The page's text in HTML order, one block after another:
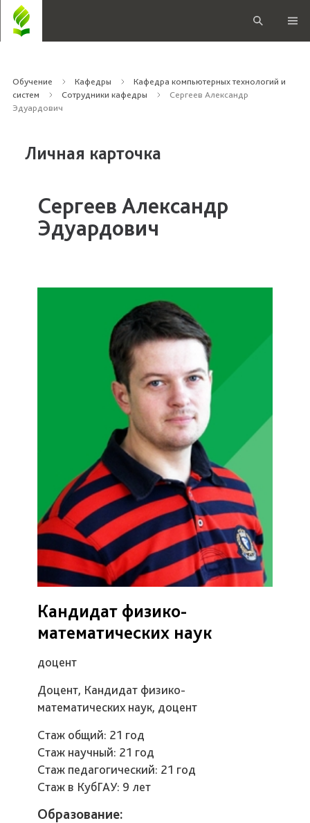
Обучение Кафедры
Кафедра компьютерных технологий и
систем
Сотрудники кафедры
Сергеев Александр
Эдуардович
Личная карточка
Сергеев Александр
Эдуардович
Кандидат физико-
математических наук
доцент
Доцент, Кандидат физико-
математических наук, доцент
Стаж общий: 21 год
Стаж научный: 21 год
Стаж педагогический: 21 год
Стаж в КубГАУ: 9 лет
Образование: